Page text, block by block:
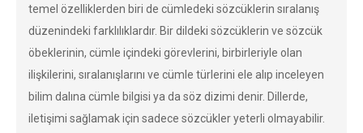
temel özelliklerden biri de cümledeki sözcüklerin sıralanış
düzenindeki farklılıklardır. Bir dildeki sözcüklerin ve sözcük
öbeklerinin, cümle içindeki görevlerini, birbirleriyle olan
ilişkilerini, sıralanışlarını ve cümle türlerini ele alıp inceleyen
bilim dalına cümle bilgisi ya da söz dizimi denir. Dillerde,
iletişimi sağlamak için sadece sözcükler yeterli olmayabilir.